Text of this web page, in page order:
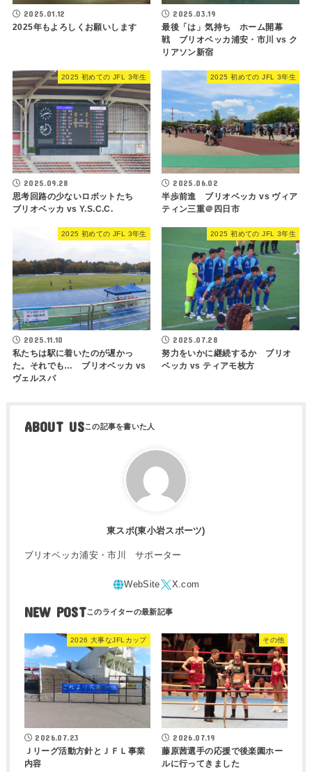
2025.01.12
2025年もよろしくお願いします
2025.03.19
最後「は」気持ち ホーム開幕
戦 ブリオベッカ浦安・市川 vs ク
リアソン新宿
2025 初めての JFL 3年生
2025.09.28
思考回路の少ないロボットたち
ブリオベッカ vs Y.S.C.C.
2025 初めての JFL 3年生
2025.06.02
半歩前進 ブリオベッカ vs ヴィア
ティン三重＠四日市
2025 初めての JFL 3年生
2025.11.10
私たちは駅に着いたのが遅かっ
た。それでも… ブリオベッカ vs
ヴェルスパ
2025 初めての JFL 3年生
2025.07.28
努力をいかに継続するか ブリオ
ベッカ vs ティアモ枚方
ABOUT US
東スポ(東小岩スポーツ)
ブリオベッカ浦安・市川 サポーター
NEW POST
2026 大事なJFLカップ
2026.07.23
Ｊリーグ活動方針とＪＦＬ事業
内容
その他
2026.07.19
藤原茜選手の応援で後楽園ホー
ルに行ってきました